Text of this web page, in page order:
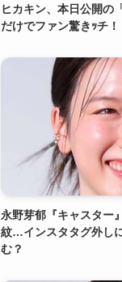
ヒカキン、本日公開の
だけでファン驚きｯチ！
永野芽郁『キャスター
紋…インスタタグ外し
む？